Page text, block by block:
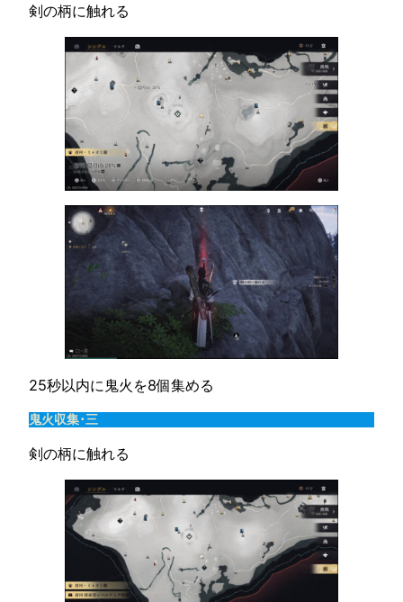
剣の柄に触れる
25秒以内に鬼火を8個集める
鬼火収集･三
剣の柄に触れる